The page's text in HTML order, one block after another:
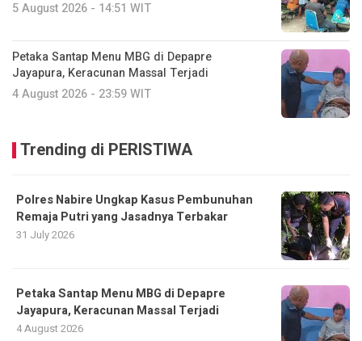
5 August 2026 - 14:51 WIT
Petaka Santap Menu MBG di Depapre
Jayapura, Keracunan Massal Terjadi
4 August 2026 - 23:59 WIT
Trending di PERISTIWA
Polres Nabire Ungkap Kasus Pembunuhan
Remaja Putri yang Jasadnya Terbakar
31 July 2026
Petaka Santap Menu MBG di Depapre
Jayapura, Keracunan Massal Terjadi
4 August 2026